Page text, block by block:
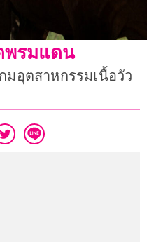
พรมแดน
มอุตสาหกรรมเนื้อวัว